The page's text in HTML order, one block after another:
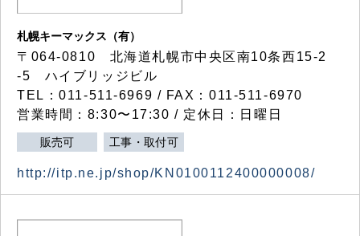
札幌キーマックス（有）
〒064-0810 北海道札幌市中央区南10条西15-2
-5 ハイブリッジビル
TEL：011-511-6969 / FAX：011-511-6970
営業時間：8:30〜17:30 / 定休日：日曜日
販売可 工事・取付可
http://itp.ne.jp/shop/KN0100112400000008/